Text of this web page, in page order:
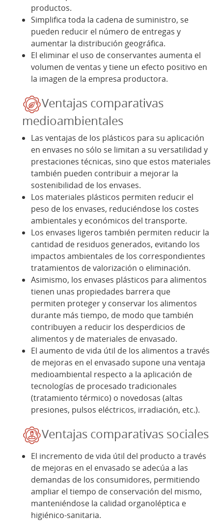
productos.
Simplifica toda la cadena de suministro, se
pueden reducir el número de entregas y
aumentar la distribución geográfica.
El eliminar el uso de conservantes aumenta el
volumen de ventas y tiene un efecto positivo en
la imagen de la empresa productora.
Ventajas comparativas
medioambientales
Las ventajas de los plásticos para su aplicación
en envases no sólo se limitan a su versatilidad y
prestaciones técnicas, sino que estos materiales
también pueden contribuir a mejorar la
sostenibilidad de los envases.
Los materiales plásticos permiten reducir el
peso de los envases, reduciéndose los costes
ambientales y económicos del transporte.
Los envases ligeros también permiten reducir la
cantidad de residuos generados, evitando los
impactos ambientales de los correspondientes
tratamientos de valorización o eliminación.
Asimismo, los envases plásticos para alimentos
tienen unas propiedades barrera que
permiten proteger y conservar los alimentos
durante más tiempo, de modo que también
contribuyen a reducir los desperdicios de
alimentos y de materiales de envasado.
El aumento de vida útil de los alimentos a través
de mejoras en el envasado supone una ventaja
medioambiental respecto a la aplicación de
tecnologías de procesado tradicionales
(tratamiento térmico) o novedosas (altas
presiones, pulsos eléctricos, irradiación, etc.).
Ventajas comparativas sociales
El incremento de vida útil del producto a través
de mejoras en el envasado se adecúa a las
demandas de los consumidores, permitiendo
ampliar el tiempo de conservación del mismo,
manteniéndose la calidad organoléptica e
higiénico-sanitaria.